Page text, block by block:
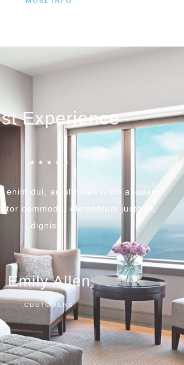
Experience
☆ ☆ ☆ ☆ ☆
enim dui, ac ultricies justo aliquam
commodo, elementum justo ut,
dignissi.
Emily Allen
CUSTOMERS